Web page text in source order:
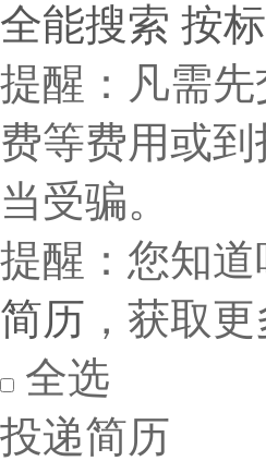
全能搜索 按
提醒：凡需
费等费用或
当受骗。
提醒：您知
简历 ，获取
全选
投递简历